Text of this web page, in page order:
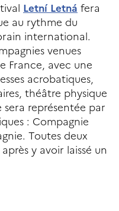
Letní Letnáfera
au rythme du
international.
venues
France, avec une
acrobatiques,
théâtre physique
représentée par
: Compagnie
Toutes deux
y avoir laissé un